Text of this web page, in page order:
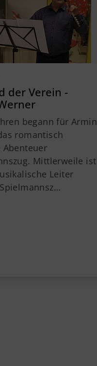
der Verein -
begann für Armin
romantisch
Abenteuer
Mittlerweile ist
Leiter